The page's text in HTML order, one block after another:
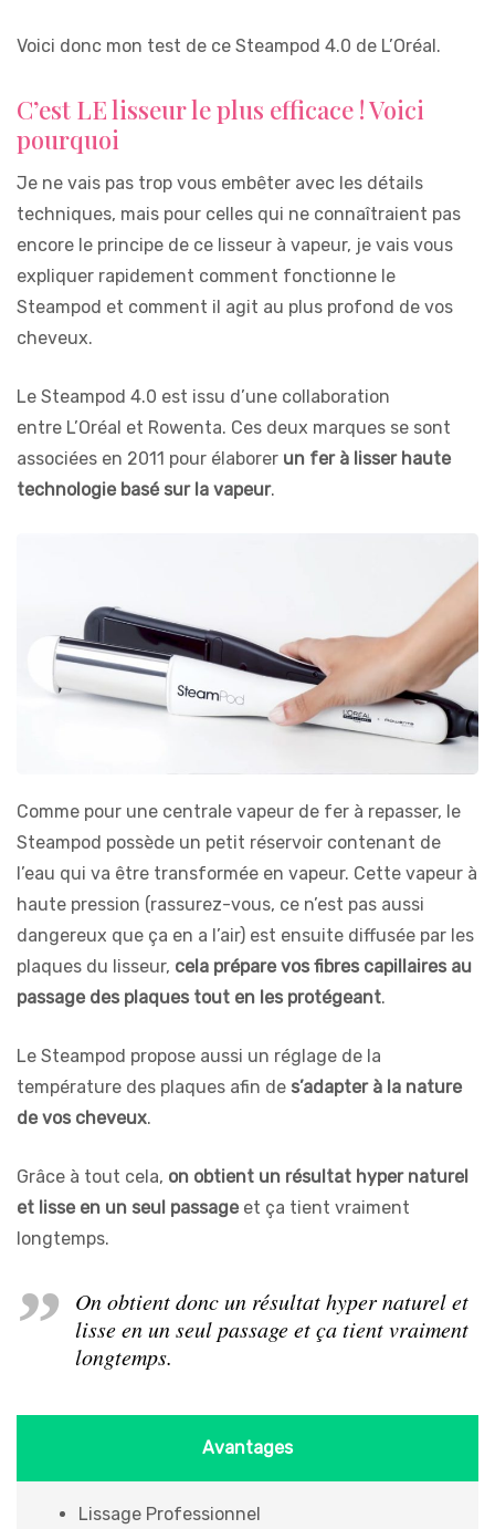
Voici donc mon test de ce Steampod 4.0 de L’Oréal.
C’est LE lisseur le plus efficace ! Voici
pourquoi
Je ne vais pas trop vous embêter avec les détails
techniques, mais pour celles qui ne connaîtraient pas
encore le principe de ce lisseur à vapeur, je vais vous
expliquer rapidement comment fonctionne le
Steampod et comment il agit au plus profond de vos
cheveux.
Le Steampod 4.0 est issu d’une collaboration
entre L’Oréal et Rowenta. Ces deux marques se sont
associées en 2011 pour élaborer un fer à lisser haute
technologie basé sur la vapeur.
Comme pour une centrale vapeur de fer à repasser, le
Steampod possède un petit réservoir contenant de
l’eau qui va être transformée en vapeur. Cette vapeur à
haute pression (rassurez-vous, ce n’est pas aussi
dangereux que ça en a l’air) est ensuite diffusée par les
plaques du lisseur, cela prépare vos fibres capillaires au
passage des plaques tout en les protégeant.
Le Steampod propose aussi un réglage de la
température des plaques afin de s’adapter à la nature
de vos cheveux.
Grâce à tout cela, on obtient un résultat hyper naturel
et lisse en un seul passage et ça tient vraiment
longtemps.
On obtient donc un résultat hyper naturel et
lisse en un seul passage et ça tient vraiment
longtemps.
Avantages
Lissage Professionnel